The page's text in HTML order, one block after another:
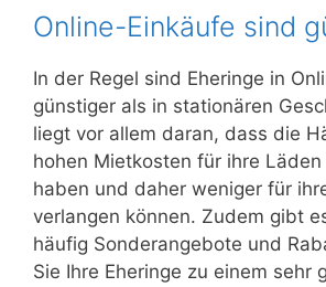
Online-Einkäufe sind
In der Regel sind Eheringe in
günstiger als in stationären
liegt vor allem daran, dass die
hohen Mietkosten für ihre
haben und daher weniger für
verlangen können. Zudem gibt
häufig Sonderangebote und
Sie Ihre Eheringe zu einem sehr